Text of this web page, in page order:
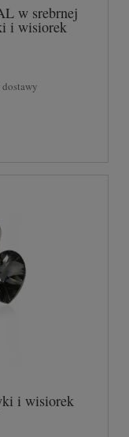
w srebrnej
i wisiorek
i wisiorek